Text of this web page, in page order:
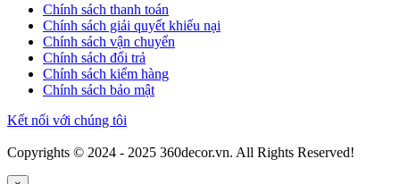
Chính sách thanh toán
Chính sách giải quyết khiếu nại
Chính sách vận chuyển
Chính sách đổi trả
Chính sách kiểm hàng
Chính sách bảo mật
Kết nối với chúng tôi
Copyrights © 2024 - 2025 360decor.vn. All Rights Reserved!